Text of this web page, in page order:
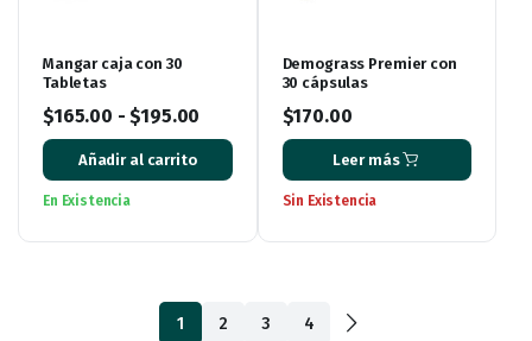
Mangar caja con 30
Tabletas
$165.00 -$195.00
Añadir al carrito
En Existencia
Demograss Premier con
30 cápsulas
$170.00
Leer más
Sin Existencia
1 2 3 4